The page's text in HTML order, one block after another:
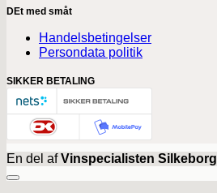
DEt med småt
Handelsbetingelser
Persondata politik
SIKKER BETALING
En del afVinspecialisten Silkeborg